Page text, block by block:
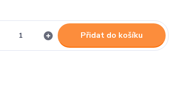
Přidat do košíku